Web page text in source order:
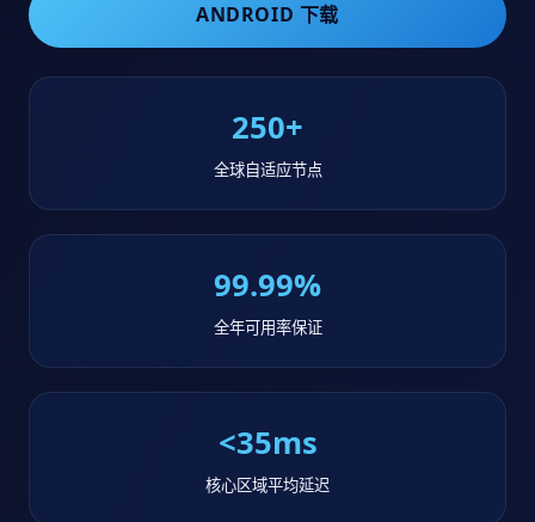
ANDROID 下载
250+
全球自适应节点
99.99%
全年可用率保证
<35ms
核心区域平均延迟